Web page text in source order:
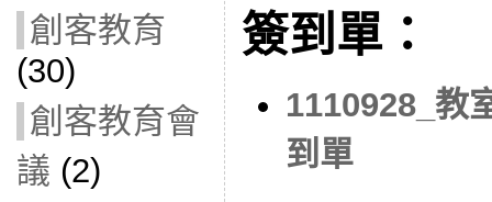
創客教育
(30)
創客教育會
議 (2)
簽到單：
1110928_教
到單